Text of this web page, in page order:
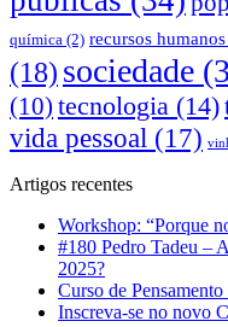
química (2) recursos humanos
(18) sociedade
(10) tecnologia (14)
vida pessoal (17)
Artigos recentes
Workshop: “Porque
#180 Pedro Tadeu –
2025?
Curso de
Inscreva-se no novo